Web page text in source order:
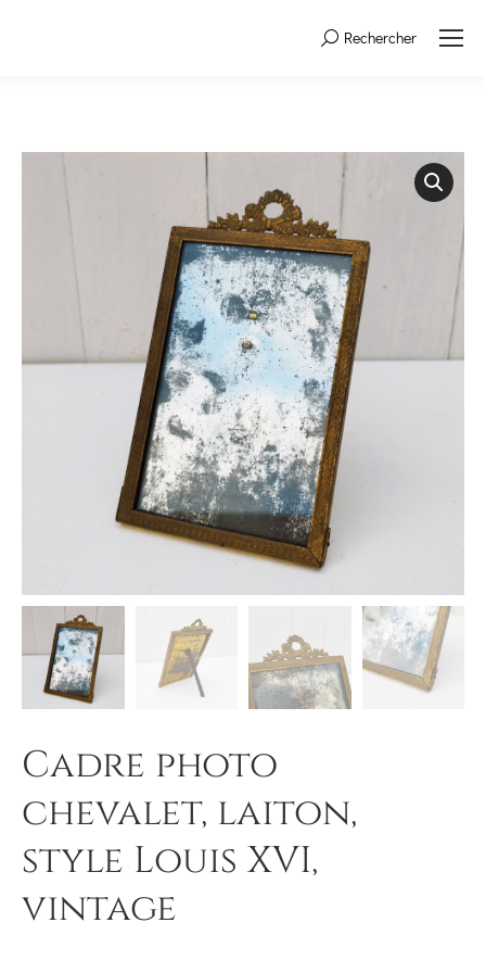
Search:Rechercher
Cadre photo
chevalet, laiton,
style Louis XVI,
vintage